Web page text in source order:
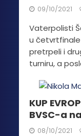
09/10/2021
Vaterpolisti
u četvrtfinale
pretrpeli i
turniru, a
KUP
BVSC-a
08/10/2021